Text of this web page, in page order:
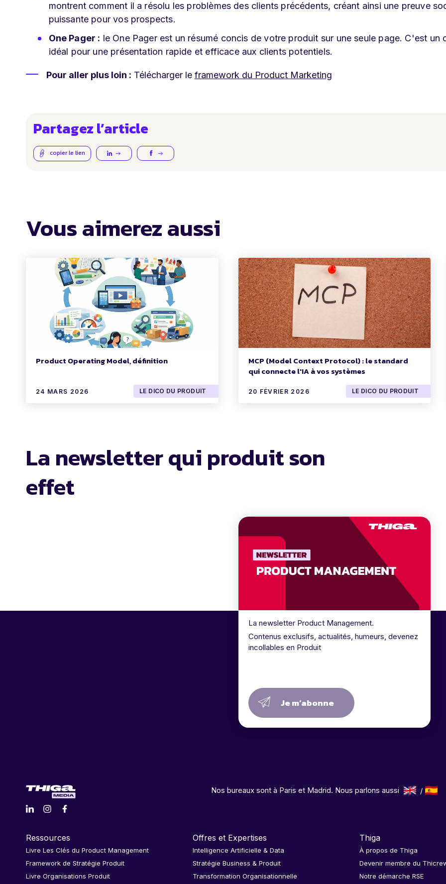
montrent comment il a résolu les problèmes des clients précédents, créant ainsi une preuve
puissante pour vos prospects.
One Pager : le One Pager est un résumé concis de votre produit sur une seule page. C'est un
idéal pour une présentation rapide et efficace aux clients potentiels.
Pour aller plus loin : Télécharger le framework du Product Marketing
Partagez l’article
copier le lien
Vous aimerez aussi
Product Operating Model, définition
24 MARS 2026 LE DICO DU PRODUIT
MCP (Model Context Protocol) : le standard
qui connecte l'IA à vos systèmes
20 FÉVRIER 2026 LE DICO DU PRODUIT
La newsletter qui produit son
effet
La newsletter Product Management.
Contenus exclusifs, actualités, humeurs, devenez
incollables en Produit
Je m’abonne
Nos bureaux sont à Paris et Madrid. Nous parlons aussi
Ressources
Livre Les Clés du Product Management
Framework de Stratégie Produit
Livre Organisations Produit
Offres et Expertises
Intelligence Artificielle & Data
Stratégie Business & Produit
Transformation Organisationnelle
Thiga
À propos de Thiga
Devenir membre du
Notre démarche RSE